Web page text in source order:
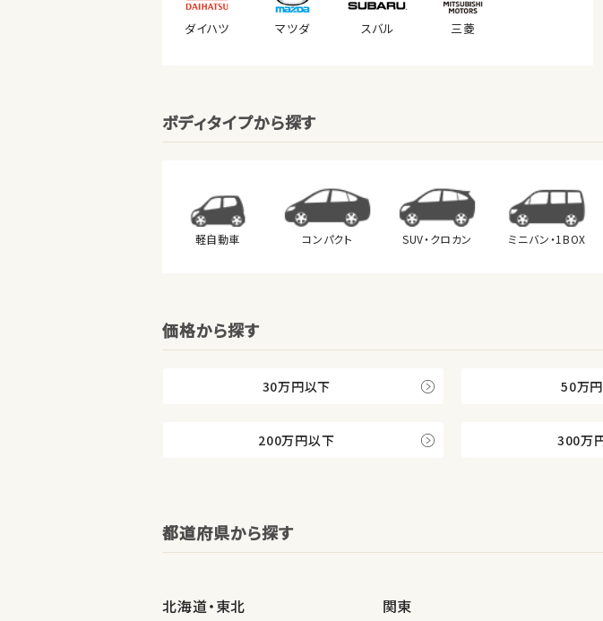
ダイハツ マツダ スバル 三菱
ボディタイプから探す
軽自動車 コンパクト SUV・クロカン ミニバン・1BOX
価格から探す
30万円以下 50万
200万円以下 300万
都道府県から探す
北海道・東北 関東